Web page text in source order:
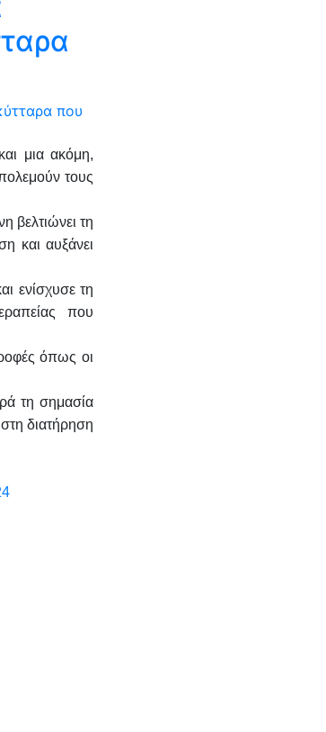
μια ακόμη,
τους
βελτιώνει τη
και αυξάνει
ενίσχυσε τη
που
όπως οι
τη σημασία
διατήρηση